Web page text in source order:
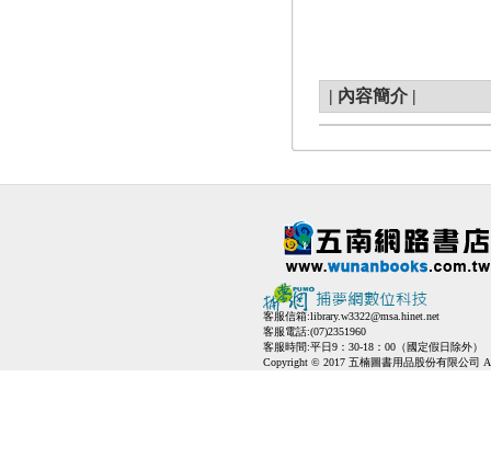
| 內容簡介 |
客服信箱:library.w3322@msa.hinet.net
客服電話:(07)2351960
客服時間:平日9：30-18：00（國定假日除外）
Copyright © 2017 五楠圖書用品股份有限公司